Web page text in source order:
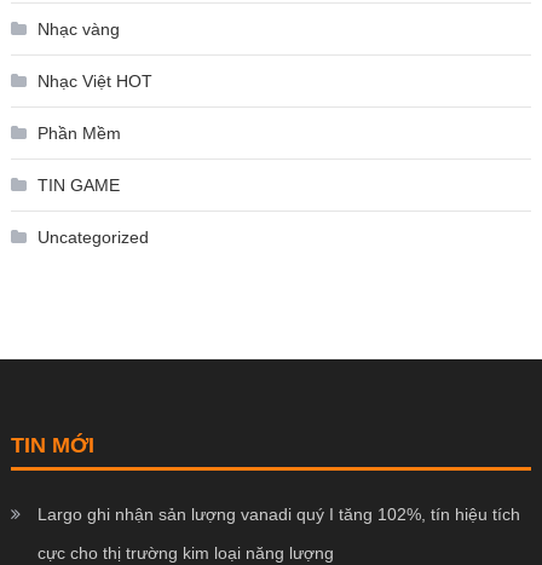
Nhạc vàng
Nhạc Việt HOT
Phần Mềm
TIN GAME
Uncategorized
TIN MỚI
Largo ghi nhận sản lượng vanadi quý I tăng 102%, tín hiệu tích
cực cho thị trường kim loại năng lượng